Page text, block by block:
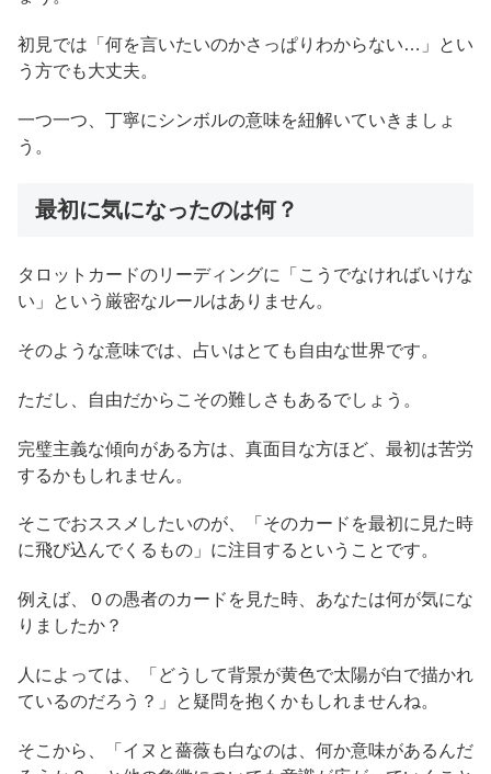
初見では「何を言いたいのかさっぱりわからない…」とい
う方でも大丈夫。
一つ一つ、丁寧にシンボルの意味を紐解いていきましょ
う。
最初に気になったのは何？
タロットカードのリーディングに「こうでなければいけな
い」という厳密なルールはありません。
そのような意味では、占いはとても自由な世界です。
ただし、自由だからこその難しさもあるでしょう。
完璧主義な傾向がある方は、真面目な方ほど、最初は苦労
するかもしれません。
そこでおススメしたいのが、「そのカードを最初に見た時
に飛び込んでくるもの」に注目するということです。
例えば、０の愚者のカードを見た時、あなたは何が気にな
りましたか？
人によっては、「どうして背景が黄色で太陽が白で描かれ
ているのだろう？」と疑問を抱くかもしれませんね。
そこから、「イヌと薔薇も白なのは、何か意味があるんだ